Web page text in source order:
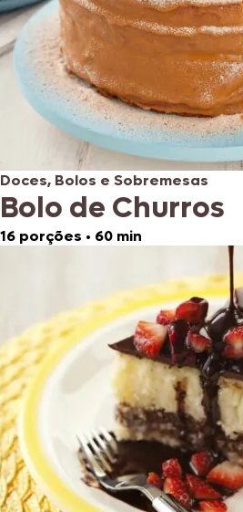
Doces, Bolos e Sobremesas
Bolo de Churros
16 porções • 60 min